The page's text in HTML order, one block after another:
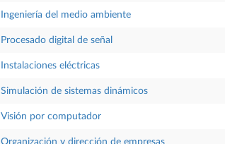
Ingeniería del medio ambiente
Procesado digital de señal
Instalaciones eléctricas
Simulación de sistemas dinámicos
Visión por computador
Organización y dirección de empresas